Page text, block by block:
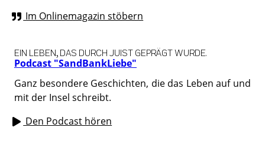
Im Onlinemagazin stöbern
Podcast "SandBankLiebe"
EIN LEBEN, DAS DURCH JUIST GEPRÄGT WURDE.
Ganz besondere Geschichten, die das Leben auf und
mit der Insel schreibt.
Den Podcast hören